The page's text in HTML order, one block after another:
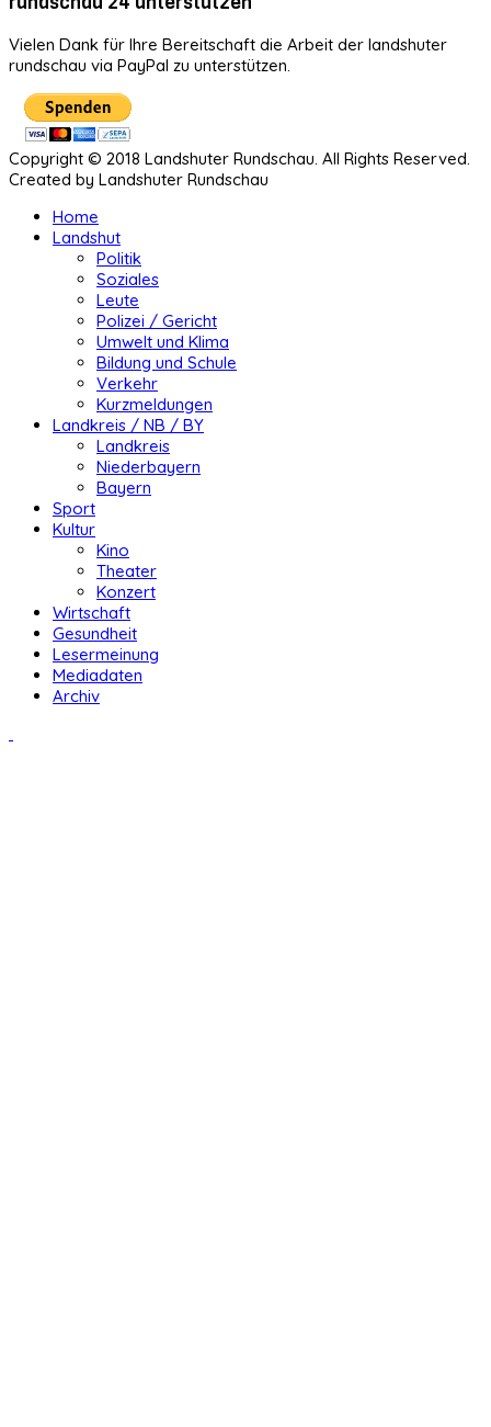
Vielen Dank für Ihre Bereitschaft die Arbeit der landshuter
rundschau via PayPal zu unterstützen.
Copyright © 2018 Landshuter Rundschau. All Rights Reserved.
Created by Landshuter Rundschau
Home
Landshut
Politik
Soziales
Leute
Polizei / Gericht
Umwelt und Klima
Bildung und Schule
Verkehr
Kurzmeldungen
Landkreis / NB / BY
Landkreis
Niederbayern
Bayern
Sport
Kultur
Kino
Theater
Konzert
Wirtschaft
Gesundheit
Lesermeinung
Mediadaten
Archiv